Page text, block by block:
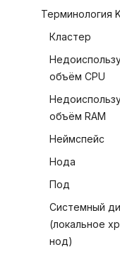
Терминология
Кластер
объём CPU
объём RAM
Неймспейс
Нода
Под
Системный
(локальное
нод)